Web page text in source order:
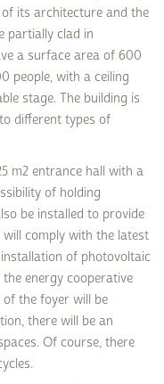
its architecture and the
partially clad in
a surface area of 600
people, with a ceiling
stage. The building is
different types of
m2 entrance hall with a
of holding
be installed to provide
comply with the latest
of photovoltaic
energy cooperative
of the foyer will be
there will be an
Of course, there